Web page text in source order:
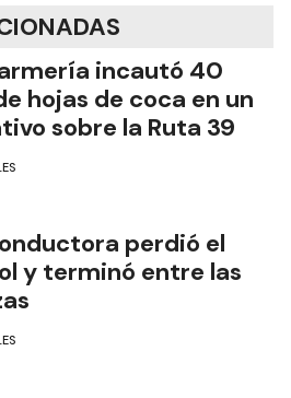
incautó 40
hojas de coca en un
sobre la Ruta 39
perdió el
y terminó entre las